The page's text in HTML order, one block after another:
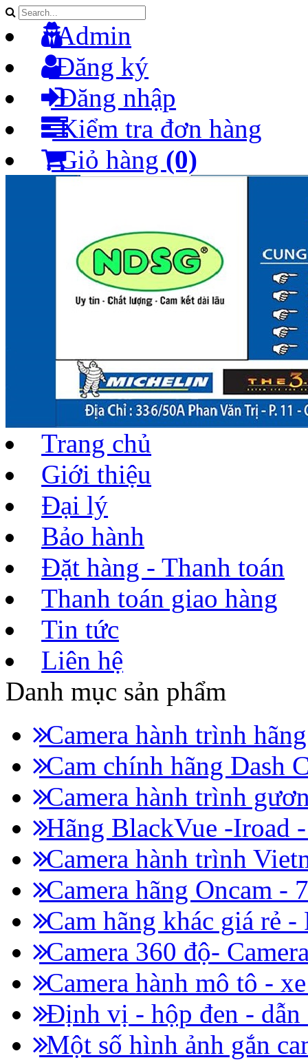
Admin
Đăng ký
Đăng nhập
Kiểm tra đơn hàng
Giỏ hàng (0)
Trang chủ
Giới thiệu
Đại lý
Bảo hành
Đặt hàng - Thanh toán
Thanh toán giao hàng
Tin tức
Liên hệ
Danh mục sản phẩm
Camera hành trình
Cam chính hãng Dash
Camera hành trình
Hãng BlackVue -Iroad
Camera hành trình
Camera hãng Oncam -
Cam hãng khác giá rẻ -
Camera 360 độ-
Camera hành mô tô -
Định vị - hộp đen - dẫn
Một số hình ảnh gắn